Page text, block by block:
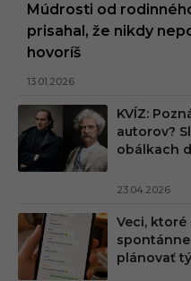
Múdrosti od
prisahal, že nikdy
hovoríš
13.01.2026
KVÍZ:
autorov?
obálkach
23.04.2026
Veci,
plánovať